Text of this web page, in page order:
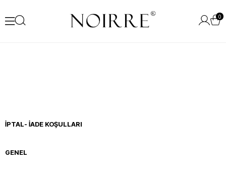
0
İPTAL- İADE KOŞULLARI
GENEL